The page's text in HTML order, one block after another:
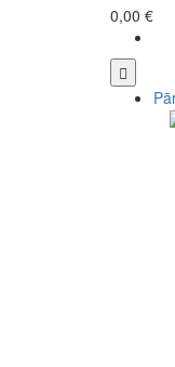
0,00 €